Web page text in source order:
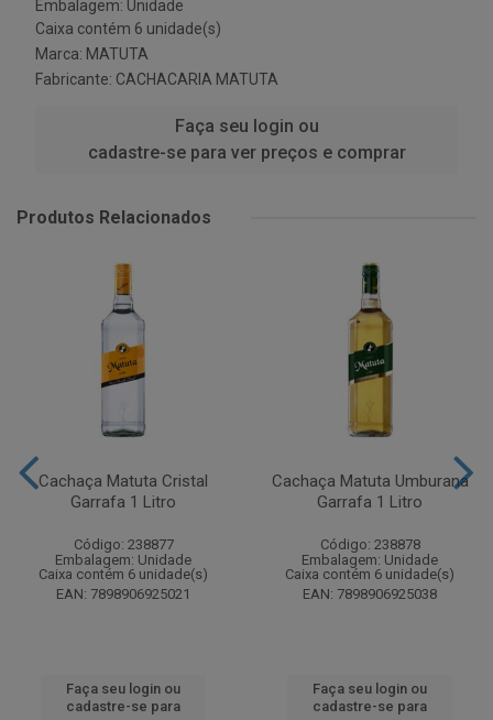
Embalagem: Unidade
Caixa contém 6 unidade(s)
Marca: MATUTA
Fabricante: CACHACARIA MATUTA
Faça seu login ou
cadastre-se para ver preços e comprar
Produtos Relacionados
Cachaça Matuta Cristal
Garrafa 1 Litro
Código: 238877
Embalagem: Unidade
Caixa contém 6 unidade(s)
EAN: 7898906925021
Faça seu login ou
cadastre-se para
Cachaça Matuta Umburana
Garrafa 1 Litro
Código: 238878
Embalagem: Unidade
Caixa contém 6 unidade(s)
EAN: 7898906925038
Faça seu login ou
cadastre-se para